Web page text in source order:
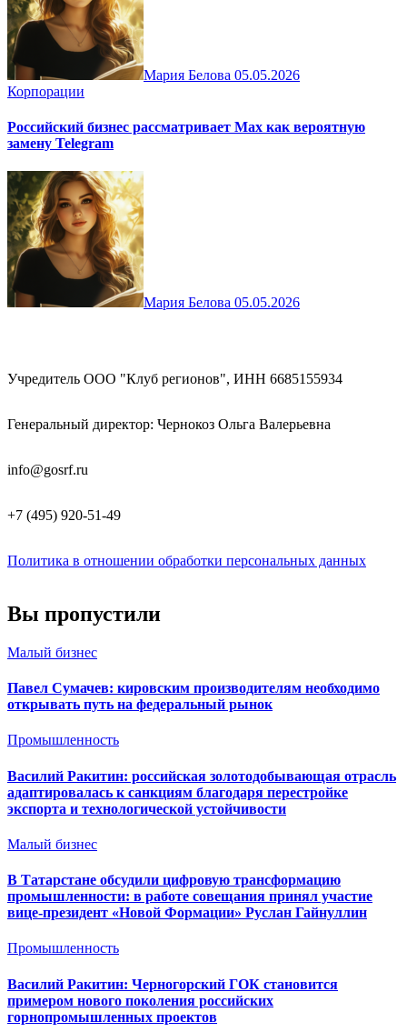
Мария Белова 05.05.2026
Корпорации
Российский бизнес рассматривает Max как вероятную
замену Telegram
Мария Белова 05.05.2026
Учредитель ООО "Клуб регионов", ИНН 6685155934
Генеральный директор: Чернокоз Ольга Валерьевна
info@gosrf.ru
+7 (495) 920-51-49
Политика в отношении обработки персональных данных
Вы пропустили
Малый бизнес
Павел Сумачев: кировским производителям необходимо
открывать путь на федеральный рынок
Промышленность
Василий Ракитин: российская золотодобывающая отрасль
адаптировалась к санкциям благодаря перестройке
экспорта и технологической устойчивости
Малый бизнес
В Татарстане обсудили цифровую трансформацию
промышленности: в работе совещания принял участие
вице-президент «Новой Формации» Руслан Гайнуллин
Промышленность
Василий Ракитин: Черногорский ГОК становится
примером нового поколения российских
горнопромышленных проектов